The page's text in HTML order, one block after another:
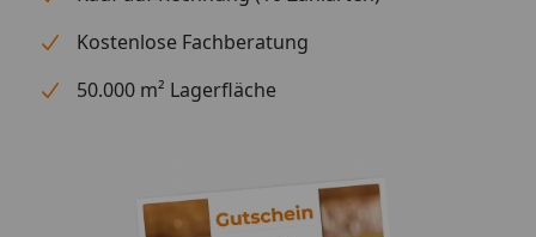
Kostenlose Fachberatung
50.000 m² Lagerfläche